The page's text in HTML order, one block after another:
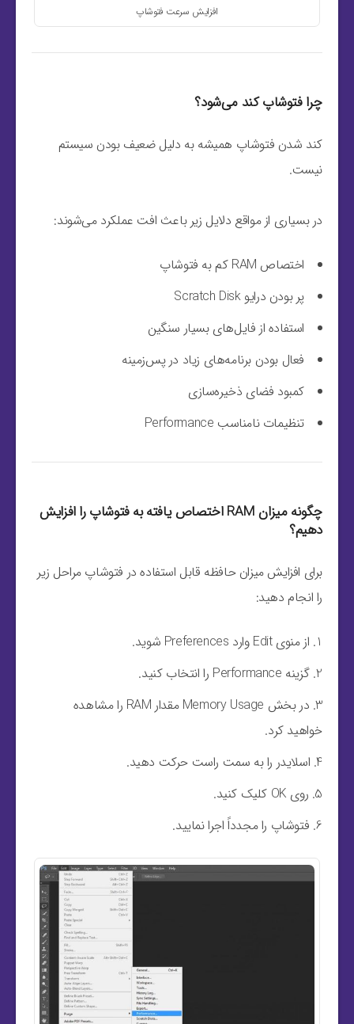
افزایش سرعت فتوشاپ
چرا فتوشاپ کند می‌شود؟
کند شدن فتوشاپ همیشه به دلیل ضعیف بودن سیستم
نیست.
در بسیاری از مواقع دلایل زیر باعث افت عملکرد می‌شوند:
اختصاص RAM کم به فتوشاپ
پر بودن درایو Scratch Disk
استفاده از فایل‌های بسیار سنگین
فعال بودن برنامه‌های زیاد در پس‌زمینه
کمبود فضای ذخیره‌سازی
تنظیمات نامناسب Performance
چگونه میزان RAM اختصاص یافته به فتوشاپ را افزایش
دهیم؟
برای افزایش میزان حافظه قابل استفاده در فتوشاپ مراحل زیر
را انجام دهید:
از منوی Edit وارد Preferences شوید.
گزینه Performance را انتخاب کنید.
در بخش Memory Usage مقدار RAM را مشاهده
خواهید کرد.
اسلایدر را به سمت راست حرکت دهید.
روی OK کلیک کنید.
فتوشاپ را مجدداً اجرا نمایید.